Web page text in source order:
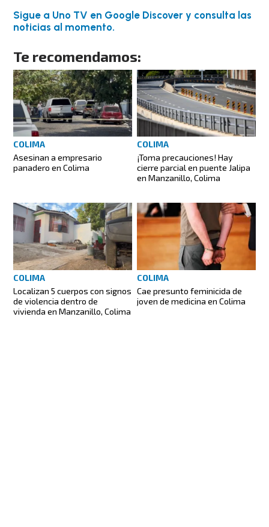
Sigue a Uno TV en Google Discover y consulta las
noticias al momento.
Te recomendamos:
COLIMA
Asesinan a empresario
panadero en Colima
COLIMA
¡Toma precauciones! Hay
cierre parcial en puente Jalipa
en Manzanillo, Colima
COLIMA
Localizan 5 cuerpos con signos
de violencia dentro de
vivienda en Manzanillo, Colima
COLIMA
Cae presunto feminicida de
joven de medicina en Colima